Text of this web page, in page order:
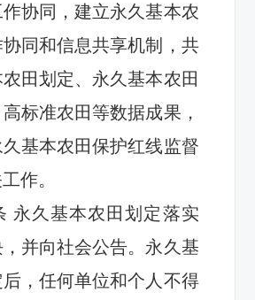
协同，建立永久基本农
同和信息共享机制，共
田划定、永久基本农田
标准农田等数据成果，
基本农田保护红线监督
作。
永久基本农田划定落实
，并向社会公告。永久基
后，任何单位和个人不得